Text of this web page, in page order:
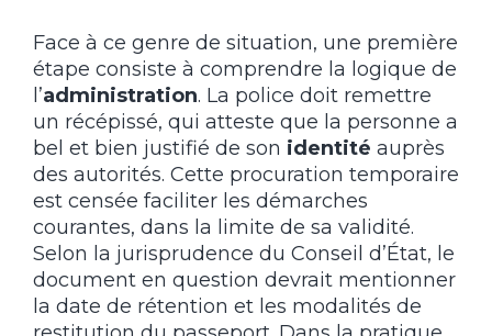
Face à ce genre de situation, une première
étape consiste à comprendre la logique de
l’administration. La police doit remettre
un récépissé, qui atteste que la personne a
bel et bien justifié de son identité auprès
des autorités. Cette procuration temporaire
est censée faciliter les démarches
courantes, dans la limite de sa validité.
Selon la jurisprudence du Conseil d’État, le
document en question devrait mentionner
la date de rétention et les modalités de